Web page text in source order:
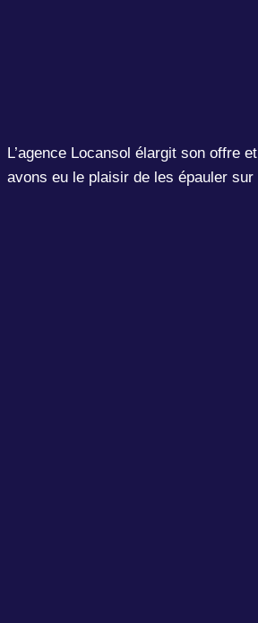
L’agence Locansol élargit son offre
avons eu le plaisir de les épauler